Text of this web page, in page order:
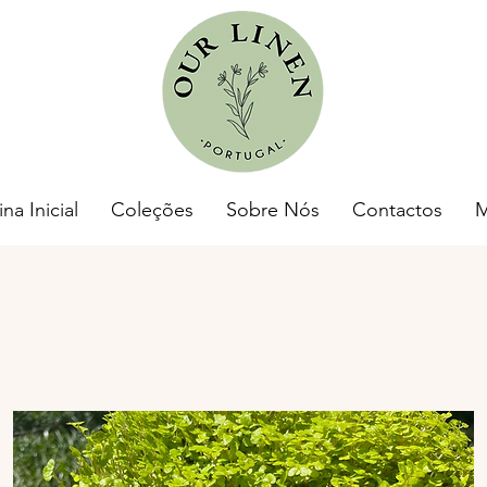
Inicial Coleções Sobre Nós Contactos